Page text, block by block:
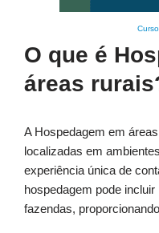
O que é
áreas
A Hospedagem em
localizadas em
experiência única de
hospedagem pode
fazendas,